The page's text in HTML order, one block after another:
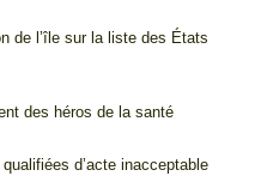
de l’île sur la liste des États
des héros de la santé
d’acte inacceptable